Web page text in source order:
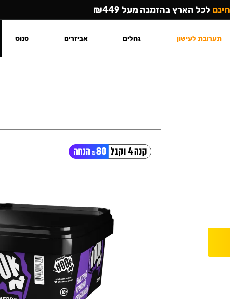
חינם לכל הארץ בהזמנה מעל ₪449
תערובת לעישון גחלים אביזרים סנוס